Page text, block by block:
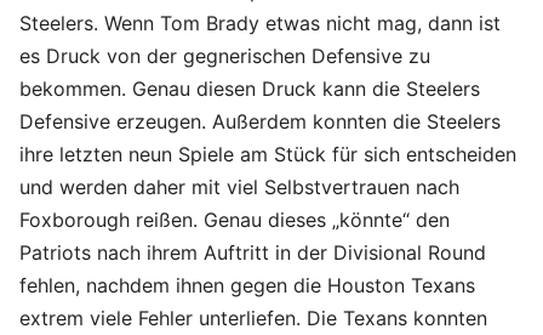
Steelers. Wenn Tom Brady etwas nicht mag, dann ist
es Druck von der gegnerischen Defensive zu
bekommen. Genau diesen Druck kann die Steelers
Defensive erzeugen. Außerdem konnten die Steelers
ihre letzten neun Spiele am Stück für sich entscheiden
und werden daher mit viel Selbstvertrauen nach
Foxborough reißen. Genau dieses „könnte“ den
Patriots nach ihrem Auftritt in der Divisional Round
fehlen, nachdem ihnen gegen die Houston Texans
extrem viele Fehler unterliefen. Die Texans konnten